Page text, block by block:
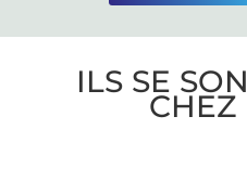
ILS SE
CHEZ